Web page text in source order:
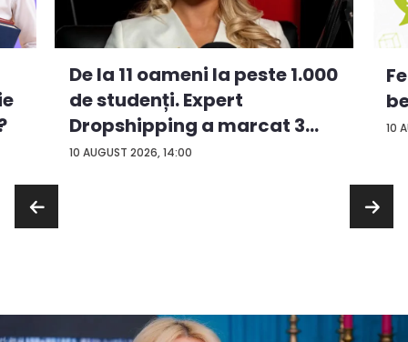
10 AUGUST 2026, 14:00
De la 11 oameni la peste 1.000
de studenți. Expert
Dropshipping a marcat 3
an...
10